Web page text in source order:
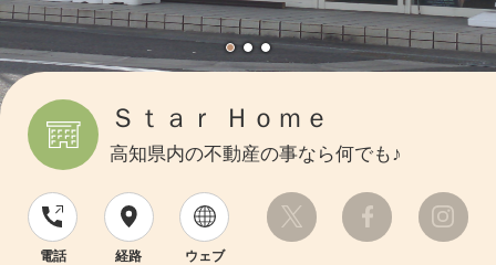
Ｓｔａｒ Ｈｏｍｅ
高知県内の不動産の事なら何でも♪
電話 経路 ウェブ